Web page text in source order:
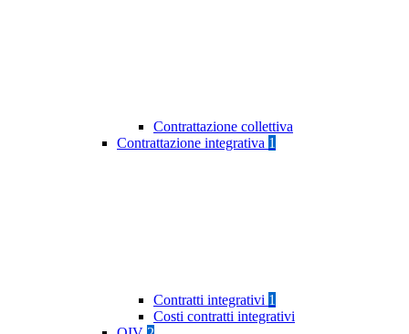
Contrattazione collettiva
Contrattazione integrativa 1
Contratti integrativi 1
Costi contratti integrativi